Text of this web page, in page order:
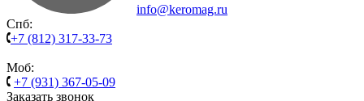
info@keromag.ru
Спб:
+7 (812) 317-33-73
Моб:
+7 (931) 367-05-09
Заказать звонок